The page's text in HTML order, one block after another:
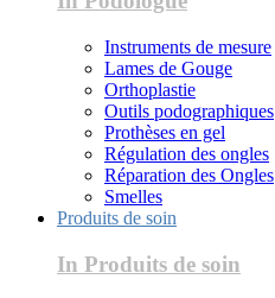
Instruments de mesure
Lames de Gouge
Orthoplastie
Outils podographiques
Prothèses en gel
Régulation des ongles
Réparation des Ongles
Smelles
Produits de soin
In Produits de soin